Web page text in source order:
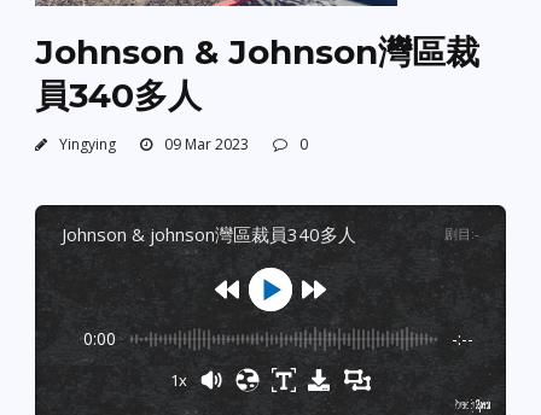
Johnson & Johnson灣區裁
員340多人
Yingying 09 Mar 2023 0
johnson & johnson灣區裁員340多人 剧目 :-
0:00 -:--
1x
GSpeech